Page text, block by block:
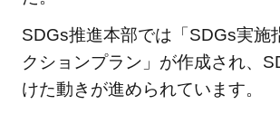
を」の
関連記
事
2.4
SDGs推進本部では「SDGs実施
クションプラン」が作成され、
けた動きが進められています。